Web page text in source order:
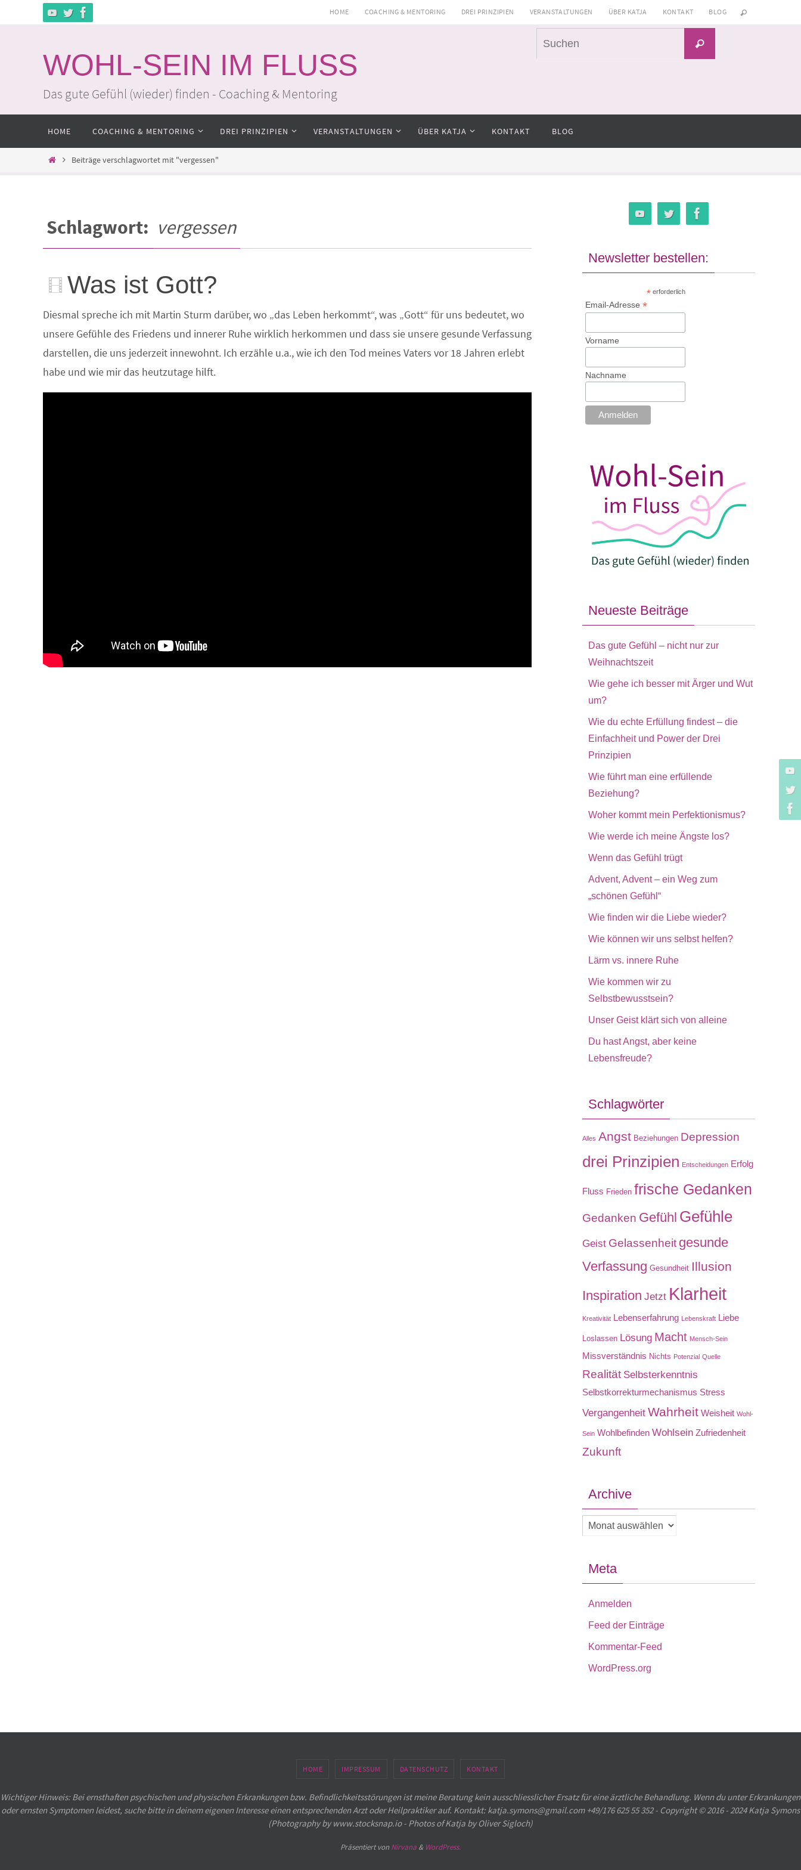
HOME COACHING & MENTORING DREI PRINZIPIEN VERANSTALTUNGEN ÜBER KATJA KONTAKT BLOG
WOHL-SEIN IM FLUSS
Das gute Gefühl (wieder) finden - Coaching & Mentoring
Suchen
springen
HOME COACHING & MENTORING DREI PRINZIPIEN VERANSTALTUNGEN ÜBER KATJA KONTAKT BLOG
HomeBeiträge verschlagwortet mit "vergessen"
Schlagwort: vergessen
Was ist Gott?
Diesmal spreche ich mit Martin Sturm darüber, wo „das Leben herkommt“, was „Gott“ für uns bedeutet, wo
unsere Gefühle des Friedens und innerer Ruhe wirklich herkommen und dass sie unsere gesunde Verfassung
darstellen, die uns jederzeit innewohnt. Ich erzähle u.a., wie ich den Tod meines Vaters vor 18 Jahren erlebt
habe und wie mir das heutzutage hilft.
Newsletter bestellen:
* erforderlich
Email-Adresse*
Vorname
Nachname
Neueste Beiträge
Das gute Gefühl – nicht nur zur
Weihnachtszeit
Wie gehe ich besser mit Ärger und Wut
um?
Wie du echte Erfüllung findest – die
Einfachheit und Power der Drei
Prinzipien
Wie führt man eine erfüllende
Beziehung?
Woher kommt mein Perfektionismus?
Wie werde ich meine Ängste los?
Wenn das Gefühl trügt
Advent, Advent – ein Weg zum
„schönen Gefühl“
Wie finden wir die Liebe wieder?
Wie können wir uns selbst helfen?
Lärm vs. innere Ruhe
Wie kommen wir zu
Selbstbewusstsein?
Unser Geist klärt sich von alleine
Du hast Angst, aber keine
Lebensfreude?
Schlagwörter
Alles Angst Beziehungen Depression
drei Prinzipien Entscheidungen Erfolg
Fluss Frieden frische Gedanken
Gedanken Gefühl Gefühle
Geist Gelassenheit gesunde
Verfassung Gesundheit Illusion
Inspiration Jetzt Klarheit
Kreativität Lebenserfahrung Lebenskraft Liebe
Loslassen Lösung Macht Mensch-Sein
Missverständnis Nichts Potenzial Quelle
Realität Selbsterkenntnis
Selbstkorrekturmechanismus Stress
Vergangenheit Wahrheit Weisheit Wohl-
Sein Wohlbefinden Wohlsein Zufriedenheit
Zukunft
Archive
Archive
Meta
Anmelden
Feed der Einträge
Kommentar-Feed
WordPress.org
HOME IMPRESSUM DATENSCHUTZ KONTAKT
Wichtiger Hinweis: Bei ernsthaften psychischen und physischen Erkrankungen bzw. Befindlichkeitsstörungen ist meine Beratung kein ausschliesslicher Ersatz für eine ärztliche Behandlung. Wenn du unter Erkrankungen
oder ernsten Symptomen leidest, suche bitte in deinem eigenen Interesse einen entsprechenden Arzt oder Heilpraktiker auf. Kontakt: katja.symons@gmail.com +49/176 625 55 352 - Copyright © 2016 - 2024 Katja Symons
(Photography by www.stocksnap.io - Photos of Katja by Oliver Sigloch)
Präsentiert von Nirvana & WordPress.